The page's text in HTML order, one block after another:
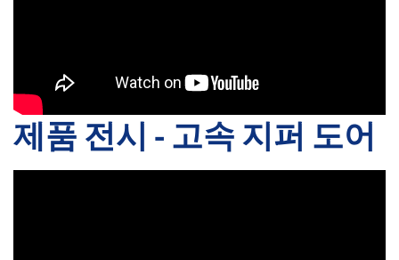
제품 전시 - 고속 지퍼 도어